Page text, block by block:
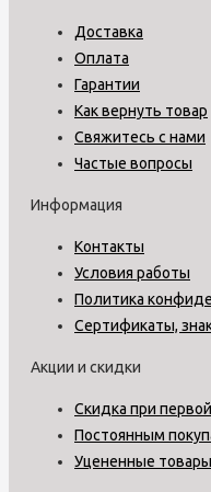
Доставка
Оплата
Гарантии
Как вернуть товар
Свяжитесь с нами
Частые вопросы
Информация
Контакты
Условия работы
Политика
Сертификаты,
Акции и скидки
Скидка при
Постоянным
Уцененные товары